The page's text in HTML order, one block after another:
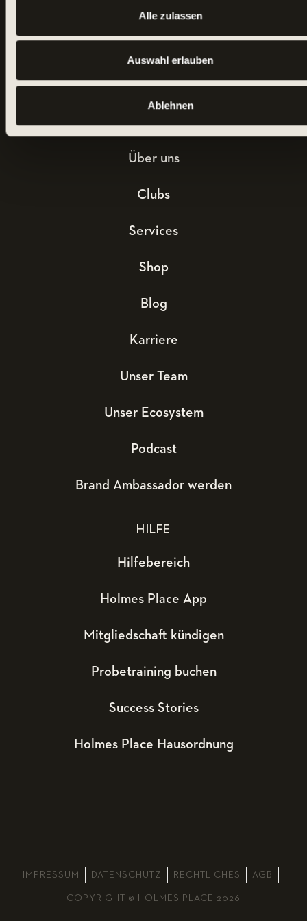
Alle zulassen
Auswahl erlauben
Ablehnen
UNTERNEHMEN
Über uns
Clubs
Services
Shop
Blog
Karriere
Unser Team
Unser Ecosystem
Podcast
Brand Ambassador werden
HILFE
Hilfebereich
Holmes Place App
Mitgliedschaft kündigen
Probetraining buchen
Success Stories
Holmes Place Hausordnung
IMPRESSUM DATENSCHUTZ RECHTLICHES AGB
COPYRIGHT © HOLMES PLACE 2026